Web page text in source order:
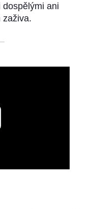
ani
zaživa.